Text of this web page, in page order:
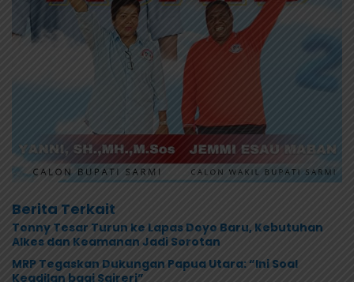
Berita Terkait
Tonny Tesar Turun ke Lapas Doyo Baru, Kebutuhan
Alkes dan Keamanan Jadi Sorotan
MRP Tegaskan Dukungan Papua Utara: “Ini Soal
Keadilan bagi Saireri”